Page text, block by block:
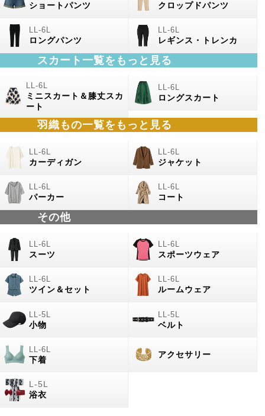
ショートパンツ クロップドパンツ
ロングパンツ レギンス・トレンカ
スカート一覧をもっと見る
ミニスカート＆膝丈スカ
ート
ロングスカート
羽織もの一覧をもっと見る
カーディガン ジャケット
パーカー コート
その他
スーツ スポーツウェア
ツイン＆セット ルームウェア
小物 ベルト
下着
アクセサリー
浴衣